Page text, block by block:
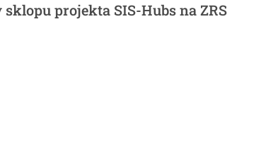
projekta SIS-Hubs na ZRS